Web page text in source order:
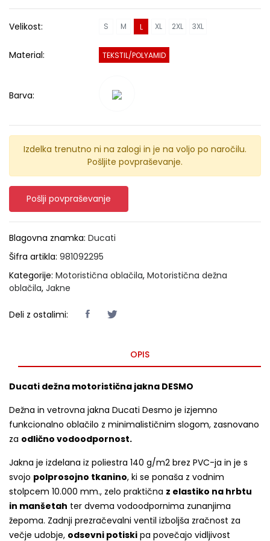
Velikost: S M L XL 2XL 3XL
Material: TEKSTIL/POLYAMID
Barva:
Izdelka trenutno ni na zalogi in je na voljo po naročilu.
Pošljite povpraševanje.
Pošlji povpraševanje
Blagovna znamka: Ducati
Šifra artikla: 981092295
Kategorije: Motoristična oblačila, Motoristična dežna
oblačila, Jakne
Deli z ostalimi:
OPIS
Ducati dežna motoristična jakna DESMO
Dežna in vetrovna jakna Ducati Desmo je izjemno
funkcionalno oblačilo z minimalističnim slogom, zasnovano
za odlično vodoodpornost.
Jakna je izdelana iz poliestra 140 g/m2 brez PVC-ja in je s
svojo polprosojno tkanino, ki se ponaša z vodnim
stolpcem 10.000 mm., zelo praktična z elastiko na hrbtu
in manšetah ter dvema vodoodpornima zunanjima
žepoma. Zadnji prezračevalni ventil izboljša zračnost za
večje udobje, odsevni potiski pa povečajo vidljivost